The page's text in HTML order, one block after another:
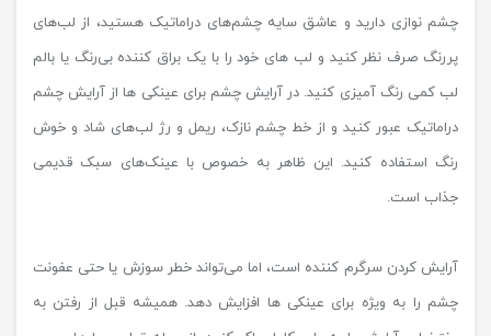
چشم نوازی دارید و عاشق سایه چشم‌های دراماتیک هستید، از لب‌های
پررنگ صرف نظر کنید و لب های خود را با یک براق کننده بی‌رنگ یا بالم
لب کمی رنگ آمیزی کنید. در آرایش چشم برای عینکی ها از آرایش چشم‌
دراماتیک عبور کنید و از خط چشم نازک، ریمل و رژ لب‌های شاد و خوش
رنگ استفاده کنید. این ظاهر به خصوص با عینک‌های سبک قدیمی
جذاب است.
آرایش کردن سرگرم کننده است، اما می‌تواند خطر سوزش یا حتی عفونت
چشم را به ویژه برای عینکی ها افزایش دهد. همیشه قبل از رفتن به